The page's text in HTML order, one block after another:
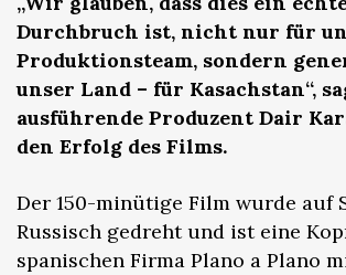
Durchbruch ist, nicht nur für
Produktionsteam, sondern
unser Land – für Kasachstan“,
ausführende Produzent Dair
den Erfolg des Films.
Der 150-minütige Film wurde auf
Russisch gedreht und ist eine
spanischen Firma Plano a Plano